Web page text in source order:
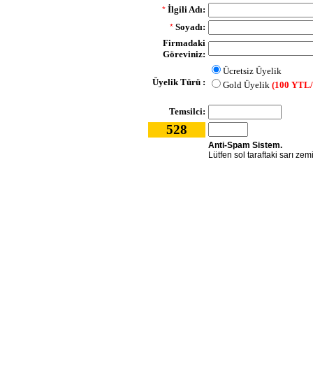
* İlgili Adı:
* Soyadı:
Firmadaki
Göreviniz:
Üyelik Türü :
Ücretsiz Üyelik
Gold Üyelik (100
Temsilci:
528
Anti-Spam Sistem.
Lütfen sol taraftaki sarı